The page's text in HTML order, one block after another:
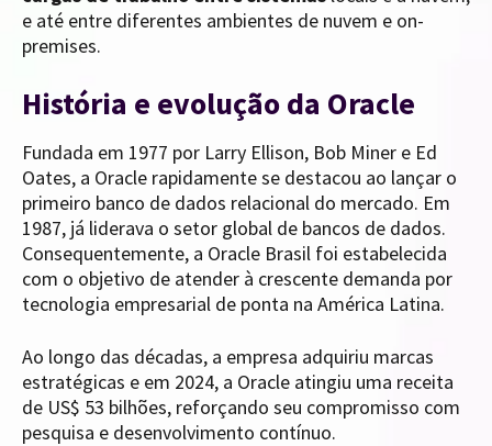
e até entre diferentes ambientes de nuvem e on-
premises.
História e evolução da Oracle
Fundada em 1977 por Larry Ellison, Bob Miner e Ed
Oates, a Oracle rapidamente se destacou ao lançar o
primeiro banco de dados relacional do mercado. Em
1987, já liderava o setor global de bancos de dados.
Consequentemente, a Oracle Brasil foi estabelecida
com o objetivo de atender à crescente demanda por
tecnologia empresarial de ponta na América Latina.
Ao longo das décadas, a empresa adquiriu marcas
estratégicas e em 2024, a Oracle atingiu uma receita
de US$ 53 bilhões, reforçando seu compromisso com
pesquisa e desenvolvimento contínuo.